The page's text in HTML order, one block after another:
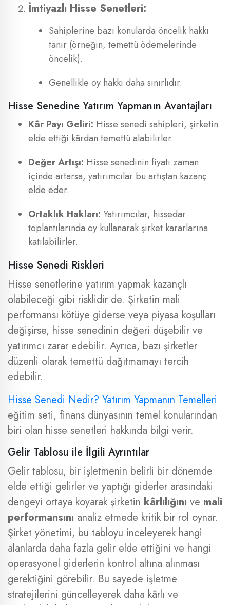
İmtiyazlı Hisse Senetleri:
Sahiplerine bazı konularda öncelik hakkı
tanır (örneğin, temettü ödemelerinde
öncelik).
Genellikle oy hakkı daha sınırlıdır.
Hisse Senedine Yatırım Yapmanın Avantajları
Kâr Payı Geliri: Hisse senedi sahipleri, şirketin
elde ettiği kârdan temettü alabilirler.
Değer Artışı: Hisse senedinin fiyatı zaman
içinde artarsa, yatırımcılar bu artıştan kazanç
elde eder.
Ortaklık Hakları: Yatırımcılar, hissedar
toplantılarında oy kullanarak şirket kararlarına
katılabilirler.
Hisse Senedi Riskleri
Hisse senetlerine yatırım yapmak kazançlı
olabileceği gibi risklidir de. Şirketin mali
performansı kötüye giderse veya piyasa koşulları
değişirse, hisse senedinin değeri düşebilir ve
yatırımcı zarar edebilir. Ayrıca, bazı şirketler
düzenli olarak temettü dağıtmamayı tercih
edebilir.
Hisse Senedi Nedir? Yatırım Yapmanın Temelleri
eğitim seti, finans dünyasının temel konularından
biri olan hisse senetleri hakkında bilgi verir.
Gelir Tablosu ile İlgili Ayrıntılar
Gelir tablosu, bir işletmenin belirli bir dönemde
elde ettiği gelirler ve yaptığı giderler arasındaki
dengeyi ortaya koyarak şirketin kârlılığını ve mali
performansını analiz etmede kritik bir rol oynar.
Şirket yönetimi, bu tabloyu inceleyerek hangi
alanlarda daha fazla gelir elde ettiğini ve hangi
operasyonel giderlerin kontrol altına alınması
gerektiğini görebilir. Bu sayede işletme
stratejilerini güncelleyerek daha kârlı ve